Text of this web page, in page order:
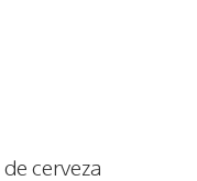
cerveza